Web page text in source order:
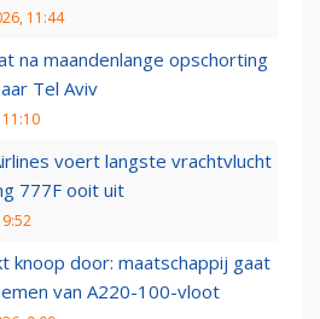
11:44
na maandenlange opschorting
Tel Aviv
voert langste vrachtvlucht
777F ooit uit
knoop door: maatschappij gaat
van A220-100-vloot